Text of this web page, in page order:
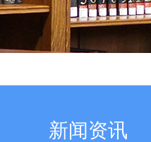
新闻资讯